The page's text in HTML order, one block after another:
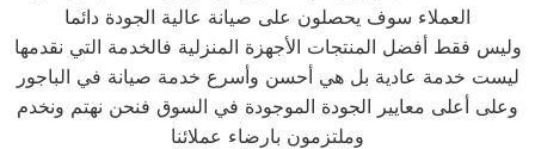
العملاء سوف يحصلون على صيانة عالية الجودة دائما
وليس فقط أفضل المنتجات الأجهزة المنزلية فالخدمة التي نقدمها
ليست خدمة عادية بل هي أحسن وأسرع خدمة صيانة في الباجور
وعلى أعلى معايير الجودة الموجودة في السوق فنحن نهتم ونخدم
وملتزمون بارضاء عملائنا